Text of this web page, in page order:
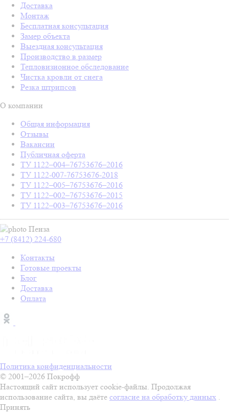
Доставка
Монтаж
Бесплатная консультация
Замер объекта
Выездная консультация
Производство в размер
Тепловизионное обследование
Чистка кровли от снега
Резка штрипсов
О компании
Общая информация
Отзывы
Вакансии
Публичная оферта
ТУ 1122–004–76753676–2016
ТУ 1122-007-76753676-2018
ТУ 1122–005–76753676–2016
ТУ 1122–002–76753676–2015
ТУ 1122–003–76753676–2016
Пенза
+7 (8412) 224-680
Контакты
Готовые проекты
Блог
Доставка
Оплата
Политика конфиденциальности
© 2001–2026 Покрофф
Настоящий сайт использует cookie-файлы. Продолжая
использование сайта, вы даёте согласие на обработку данных .
Принять